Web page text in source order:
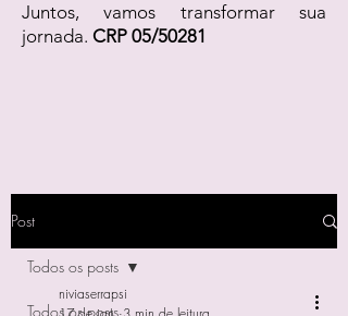
Juntos, vamos transformar sua
jornada. CRP 05/50281
Post
Todos os posts
Todos os posts
niviaserrapsi